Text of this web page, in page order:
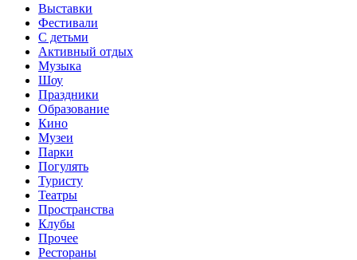
Выставки
Фестивали
С детьми
Активный отдых
Музыка
Шоу
Праздники
Образование
Кино
Музеи
Парки
Погулять
Туристу
Театры
Пространства
Клубы
Прочее
Рестораны